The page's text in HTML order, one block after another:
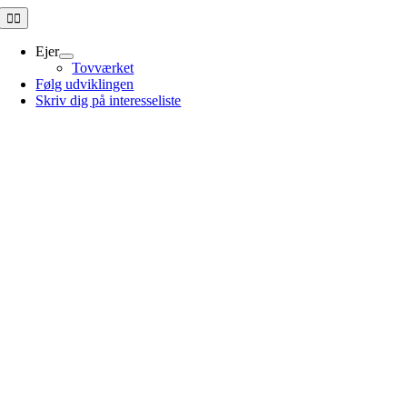
Skip
to
content
Toggle
Navigation
Ejer
Tovværket
Følg udviklingen
Skriv dig på interesseliste